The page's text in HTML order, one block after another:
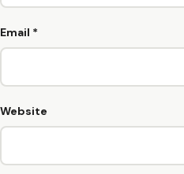
Email *
Website